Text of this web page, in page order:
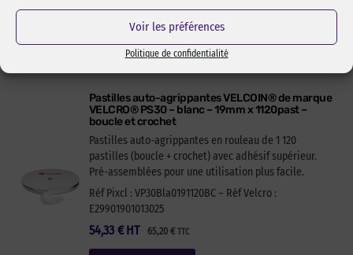
Voir les préférences
Politique de confidentialité
Ajouter au panier
Pastilles auto-agrippantes VELCOIN® de marque
VELCRO® PS30 – blanc – 19mm x 1120past –
boucle et crochet
Pastilles auto-agrippantes en rouleau de 1 120
pastilles (boucle + crochet) avec adhésif supérieur.
Pré-assemblées pour une utilisation plus facile.
Réf Pixcl : VP30Bla0191120BC – Réf Velcro :
E29901901013025
54,33 € 65,20 €TTC
HT